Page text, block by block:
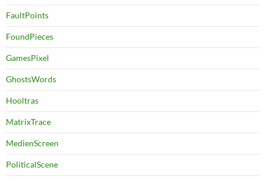
FaultPoints
FoundPieces
GamesPixel
GhostsWords
Hooltras
MatrixTrace
MedienScreen
PoliticalScene